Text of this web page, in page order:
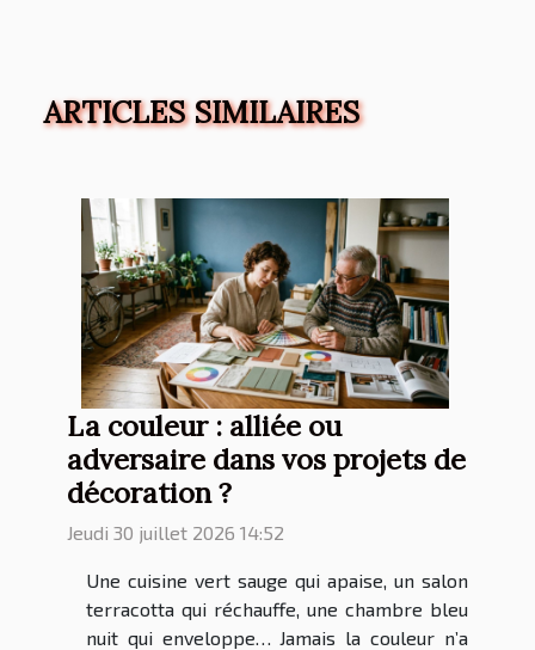
ARTICLES SIMILAIRES
La couleur : alliée ou
adversaire dans vos projets de
décoration ?
Jeudi 30 juillet 2026 14:52
Une cuisine vert sauge qui apaise, un salon
terracotta qui réchauffe, une chambre bleu
nuit qui enveloppe… Jamais la couleur n’a